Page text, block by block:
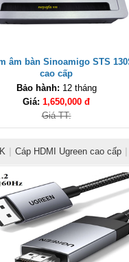
âm bàn Sinoamigo STS
cao cấp
Bảo hành: 12 tháng
Giá: 1,650,000 đ
Giá TT:
| Cáp HDMI Ugreen cao cấp |